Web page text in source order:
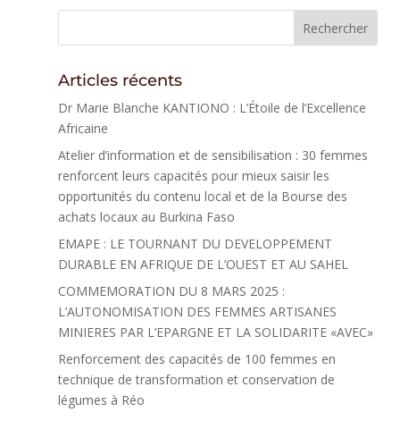
Articles récents
Dr Marie Blanche KANTIONO : L’Étoile de l’Excellence
Africaine
Atelier d’information et de sensibilisation : 30 femmes
renforcent leurs capacités pour mieux saisir les
opportunités du contenu local et de la Bourse des
achats locaux au Burkina Faso
EMAPE : LE TOURNANT DU DEVELOPPEMENT
DURABLE EN AFRIQUE DE L’OUEST ET AU SAHEL
COMMEMORATION DU 8 MARS 2025 :
L’AUTONOMISATION DES FEMMES ARTISANES
MINIERES PAR L’EPARGNE ET LA SOLIDARITE «AVEC»
Renforcement des capacités de 100 femmes en
technique de transformation et conservation de
légumes à Réo